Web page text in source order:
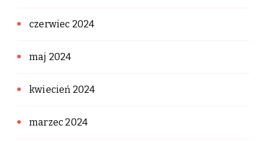
czerwiec 2024
maj 2024
kwiecień 2024
marzec 2024